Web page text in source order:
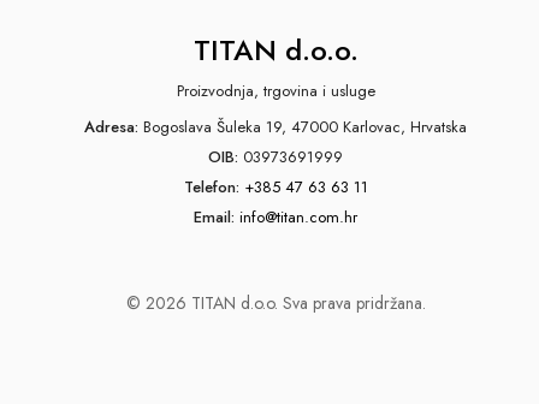
TITAN d.o.o.
Proizvodnja, trgovina i usluge
Adresa: Bogoslava Šuleka 19, 47000 Karlovac, Hrvatska
OIB: 03973691999
Telefon: +385 47 63 63 11
Email: info@titan.com.hr
© 2026 TITAN d.o.o. Sva prava pridržana.